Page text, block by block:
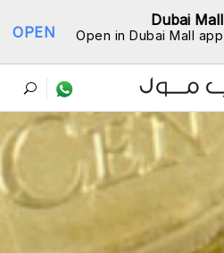
Dubai Mall
Open in Dubai Mall app
OPEN